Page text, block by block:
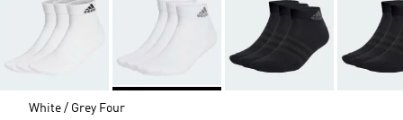
White / Grey Four